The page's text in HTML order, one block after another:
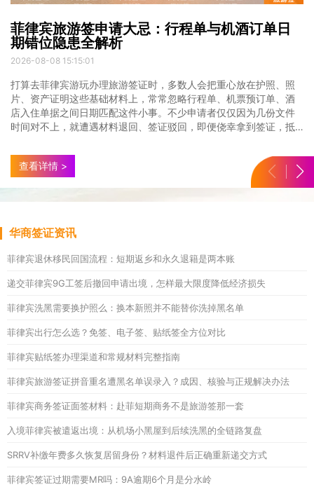
菲律宾旅游签申请大忌：行程单与机酒订单日
期错位隐患全解析
2026-08-08 15:15:01
打算去菲律宾游玩办理旅游签证时，多数人会把重心放在护照、照
片、资产证明这些基础材料上，常常忽略行程单、机票预订单、酒
店入住单据之间日期匹配这件小事。不少申请者仅仅因为几份文件
时间对不上，就遭遇材料退回、签证驳回，即便侥幸拿到签证，抵
律宾驻华使领馆、移民局对外公示的签证审核标准，今天细致讲讲
日期错位带来的各类问题、形成原因
查看详情 >
华商签证资讯
菲律宾退休移民回国流程：短期返乡和永久退籍是两本账
递交菲律宾9G工签后撤回申请出境，怎样最大限度降低经济损失
菲律宾洗黑需要换护照么：换本新照并不能替你洗掉黑名单
菲律宾出行怎么选？免签、电子签、贴纸签全方位对比
菲律宾贴纸签办理渠道和常规材料完整指南
菲律宾旅游签证拼音重名遭黑名单误录入？成因、核验与正规解决办法
菲律宾商务签证面签材料：赴菲短期商务不是旅游签那一套
入境菲律宾被遣返出境：从机场小黑屋到后续洗黑的全链路复盘
SRRV补缴年费多久恢复居留身份？材料退件后正确重新递交方式
菲律宾签证过期需要MR吗：9A逾期6个月是分水岭